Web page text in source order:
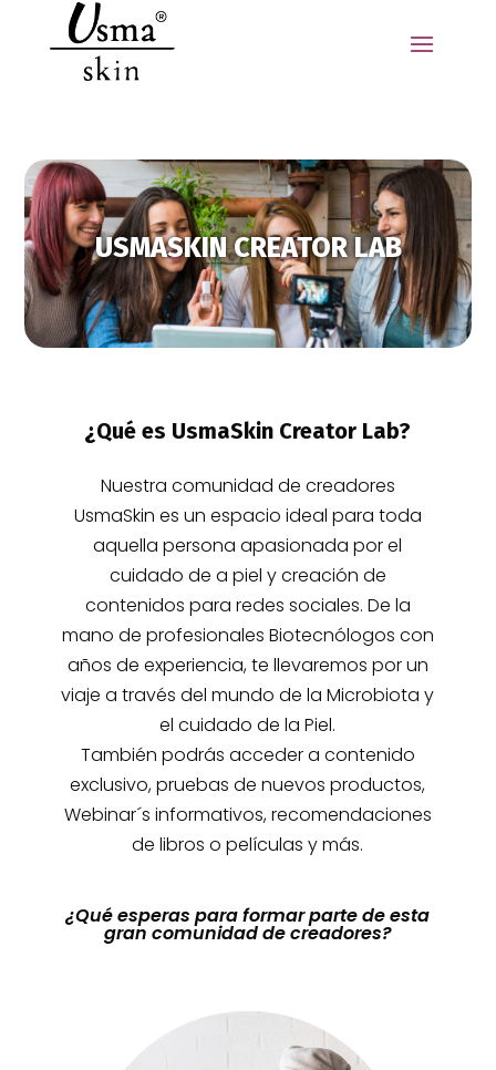
USMASKIN CREATOR LAB
¿Qué es UsmaSkin Creator Lab?
Nuestra comunidad de creadores
UsmaSkin es un espacio ideal para toda
aquella persona apasionada por el
cuidado de a piel y creación de
contenidos para redes sociales. De la
mano de profesionales Biotecnólogos con
años de experiencia, te llevaremos por un
viaje a través del mundo de la Microbiota y
el cuidado de la Piel.
También podrás acceder a contenido
exclusivo, pruebas de nuevos productos,
Webinar´s informativos, recomendaciones
de libros o películas y más.
¿Qué esperas para formar parte de esta
gran comunidad de creadores?